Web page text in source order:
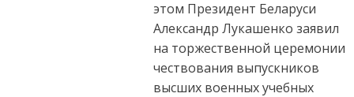
только
страна
с
хорошо
вооружённой
и
этом Президент Беларуси
Александр Лукашенко заявил
на торжественной церемонии
чествования выпускников
высших военных учебных